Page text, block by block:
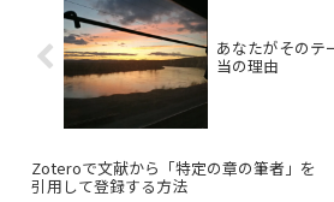
あなたがそのテ
当の理由
Zoteroで文献から「特定の章の筆者」を
引用して登録する方法